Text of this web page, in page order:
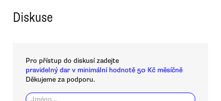
Diskuse
Pro přístup do diskusí zadejte
pravidelný dar v minimální hodnotě 50 Kč měsíčně
Děkujeme za podporu.